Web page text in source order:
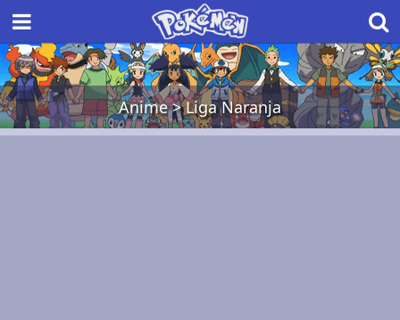
Anime>Liga Naranja